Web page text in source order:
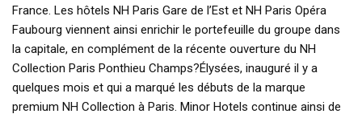
France. Les hôtels NH Paris Gare de l’Est et NH Paris Opéra
Faubourg viennent ainsi enrichir le portefeuille du groupe dans
la capitale, en complément de la récente ouverture du NH
Collection Paris Ponthieu Champs?Élysées, inauguré il y a
quelques mois et qui a marqué les débuts de la marque
premium NH Collection à Paris. Minor Hotels continue ainsi de